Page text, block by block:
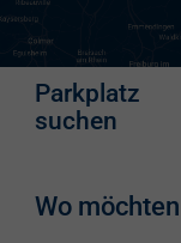
Parkplatz
suchen
Wo